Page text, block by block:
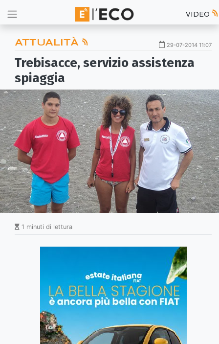
VIDEO
ATTUALITÀ 29-07-2014 11:07
Trebisacce, servizio assistenza
spiaggia
1 minuti di lettura